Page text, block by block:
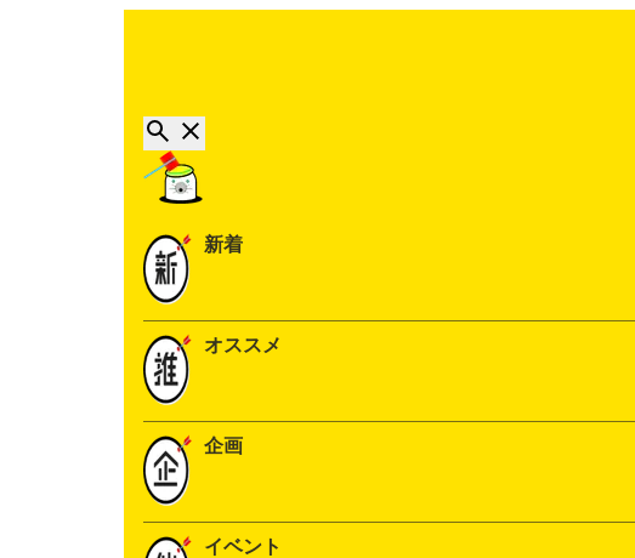
新着
オススメ
企画
イベント